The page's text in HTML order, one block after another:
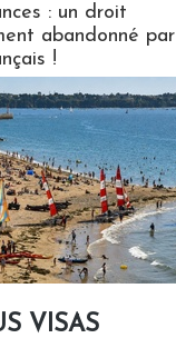
: un droit
abandonné par
!
VISAS